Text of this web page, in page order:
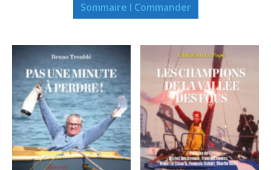
Sommaire I Commander